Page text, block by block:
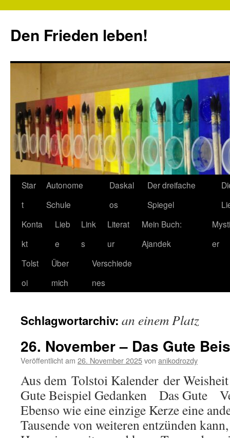
springen
Den Frieden leben!
Star
t
Autonome
Schule
Daskal
os
Der dreifache
Spiegel
Konta
kt
Lieb
e
Link
s
Literat
ur
Mein Buch:
Ajandek
er
Tolst
oi
Über
mich
Verschiede
nes
Schlagwortarchiv: an einem Platz
26. November – Das Gute
Veröffentlicht am 26. November 2025von anikodrozdy
Aus dem Tolstoi Kalender der
Gute Beispiel Gedanken Das Gute
Ebenso wie eine einzige Kerze eine
Tausende von weiteren entzünden